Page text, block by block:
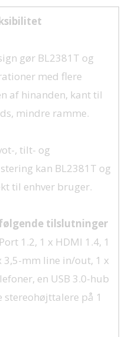
gør BL2381T og
med flere
af hinanden, kant til
mindre ramme.
, tilt- og
kan BL2381T og
til enhver bruger.
følgende tilslutninger
1.2, 1 x HDMI 1.4, 1
3,5-mm line in/out, 1 x
en USB 3.0-hub
på 1